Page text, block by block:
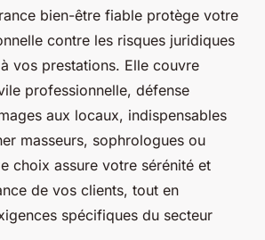
bien-être fiable protège votre
contre les risques juridiques
vos prestations. Elle couvre
professionnelle, défense
aux locaux, indispensables
masseurs, sophrologues ou
choix assure votre sérénité et
de vos clients, tout en
spécifiques du secteur